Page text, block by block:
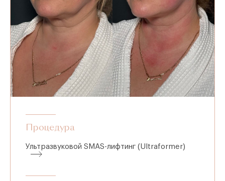
Процедура
Ультразвуковой SMAS-лифтинг (Ultraformer)